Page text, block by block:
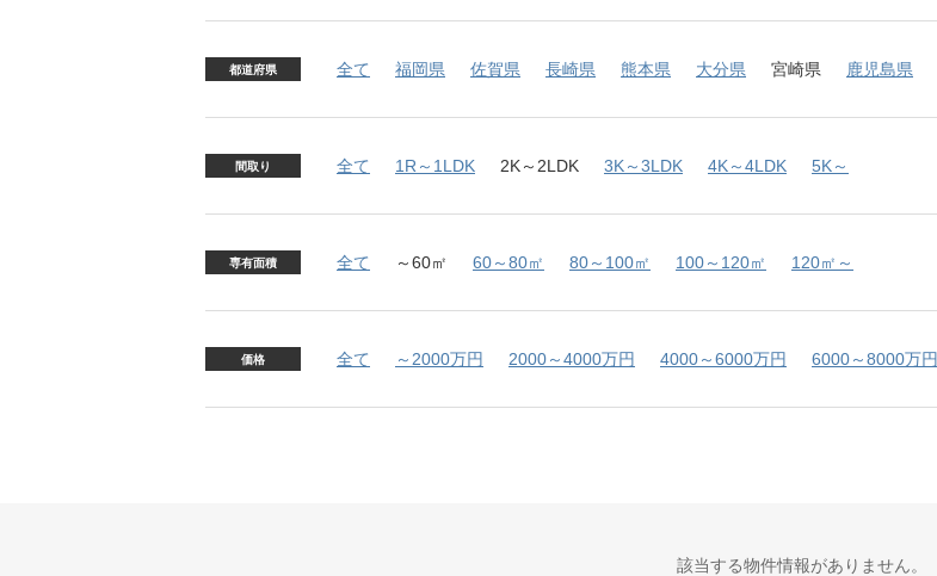
都道府県 全て 福岡県 佐賀県 長崎県 熊本県 大分県 宮崎県 鹿児島県
間取り 全て 1R～1LDK 2K～2LDK 3K～3LDK 4K～4LDK 5K～
専有面積 全て ～60㎡ 60～80㎡ 80～100㎡ 100～120㎡ 120㎡～
価格 全て ～2000万円 2000～4000万円 4000～6000万円 6000～8000万円
該当する物件情報がありません。